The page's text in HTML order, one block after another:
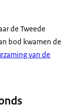
de Tweede
bod kwamen de
van de